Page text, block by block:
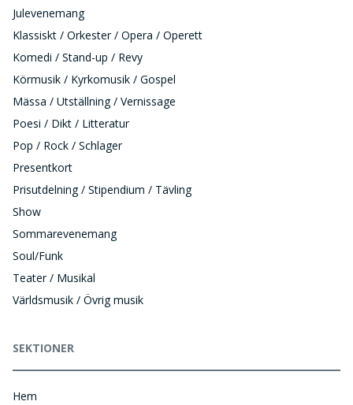
Julevenemang
Klassiskt / Orkester / Opera / Operett
Komedi / Stand-up / Revy
Körmusik / Kyrkomusik / Gospel
Mässa / Utställning / Vernissage
Poesi / Dikt / Litteratur
Pop / Rock / Schlager
Presentkort
Prisutdelning / Stipendium / Tävling
Show
Sommarevenemang
Soul/Funk
Teater / Musikal
Världsmusik / Övrig musik
SEKTIONER
Hem